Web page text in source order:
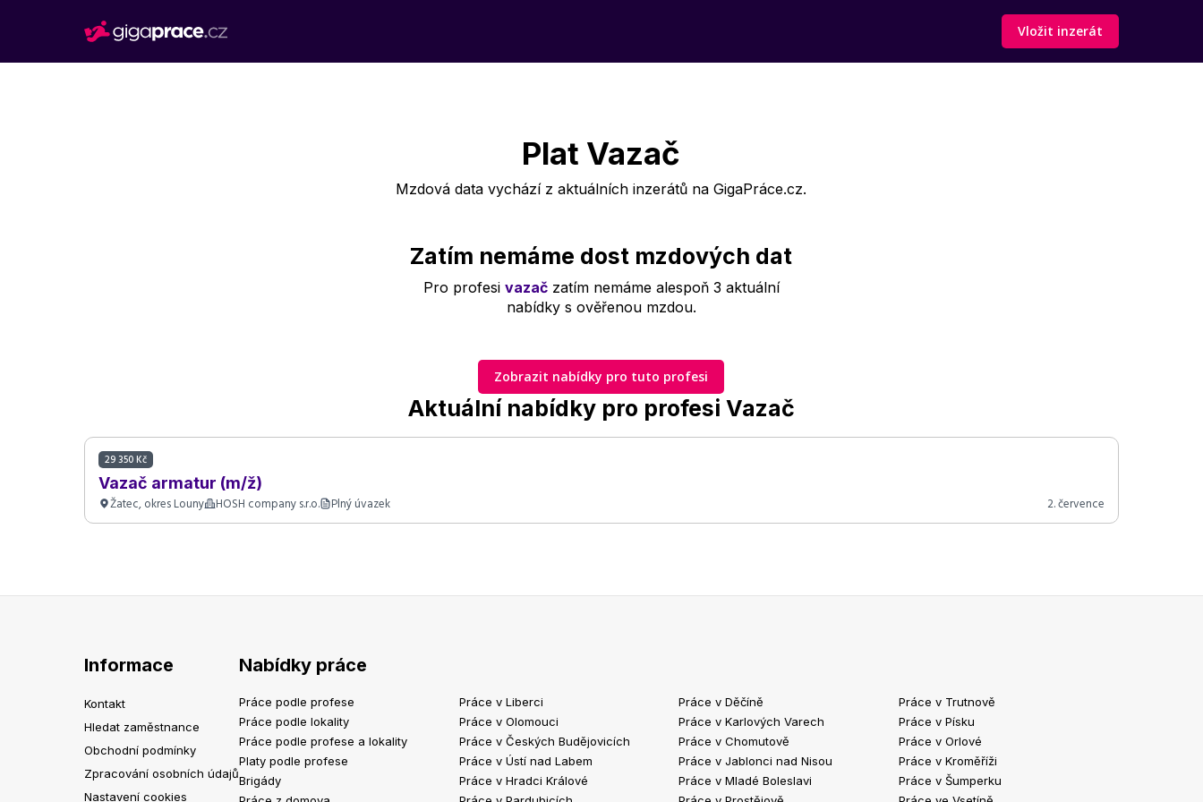
Vložit inzerát
Plat Vazač
Mzdová data vychází z aktuálních inzerátů na GigaPráce.cz.
Zatím nemáme dost mzdových dat
Pro profesi vazačzatím nemáme alespoň 3 aktuální
nabídky s ověřenou mzdou.
Zobrazit nabídky pro tuto profesi
Aktuální nabídky pro profesi Vazač
29 350 Kč
Vazač armatur (m/ž)
Žatec, okres Louny HOSH company s.r.o. Plný úvazek 2. července
Informace
Kontakt
Hledat zaměstnance
Obchodní podmínky
Zpracování osobních údajů
Nastavení cookies
Nabídky práce
Práce podle profese
Práce podle lokality
Práce podle profese a lokality
Platy podle profese
Brigády
Práce v Liberci
Práce v Olomouci
Práce v Českých Budějovicích
Práce v Ústí nad Labem
Práce v Hradci Králové
Práce v Děčíně
Práce v Karlových Varech
Práce v Chomutově
Práce v Jablonci nad Nisou
Práce v Mladé Boleslavi
Práce v Trutnově
Práce v Písku
Práce v Orlové
Práce v Kroměříži
Práce v Šumperku